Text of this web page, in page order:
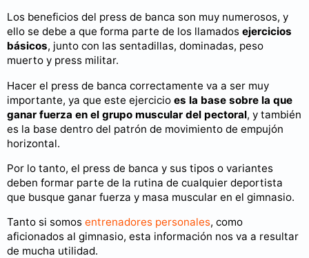
Los beneficios del press de banca son muy numerosos, y
ello se debe a que forma parte de los llamados ejercicios
básicos, junto con las sentadillas, dominadas, peso
muerto y press militar.
Hacer el press de banca correctamente va a ser muy
importante, ya que este ejercicio es la base sobre la que
ganar fuerza en el grupo muscular del pectoral, y también
es la base dentro del patrón de movimiento de empujón
horizontal.
Por lo tanto, el press de banca y sus tipos o variantes
deben formar parte de la rutina de cualquier deportista
que busque ganar fuerza y masa muscular en el gimnasio.
Tanto si somos entrenadores personales, como
aficionados al gimnasio, esta información nos va a resultar
de mucha utilidad.